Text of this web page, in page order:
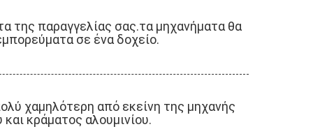
της παραγγελίας σας.τα μηχανήματα θα
σε ένα δοχείο.
χαμηλότερη από εκείνη της μηχανής
κράματος αλουμινίου.